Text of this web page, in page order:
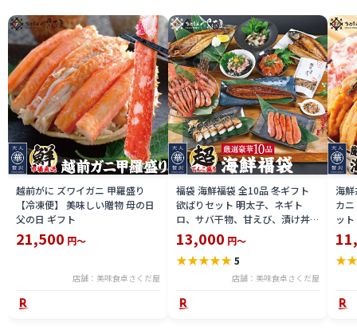
越前がに ズワイガニ 甲羅盛り
【冷凍便】 美味しい贈物 母の日
父の日 ギフト
21,500 円～
店舗：美味食卓さくだ屋
福袋 海鮮福袋 全10品 冬ギフト
欲ばりセット 明太子、ネギト
ロ、サバ干物、甘えび、漬け丼サ
ーモン、ふりかけ、ほっけ干物、
焼き鯖寿司、おつまみタコ、うな
ぎ蒲焼き お取り寄せ 【冷凍便】
美味しい贈物
13,000 円～
★★★★★ 5
店舗：美味食卓さくだ屋
海
カ
ッ
丼
便
ギフ
★